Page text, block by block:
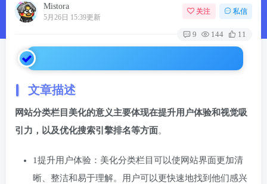
Mistora
5月26日 15:39更新
关注 私信
9 144 11
文章描述
网站分类栏目美化的意义主要体现在提升用户体验和视觉吸
引力，以及优化搜索引擎排名等方面。
1提升用户体验：美化分类栏目可以使网站界面更加清
晰、整洁和易于理解。用户可以更快速地找到他们感兴